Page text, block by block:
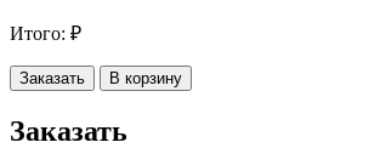
Итого: ₽
Заказать В корзину
Заказать